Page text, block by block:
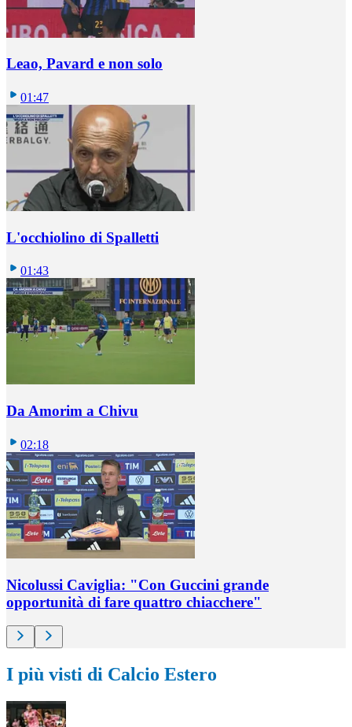
Leao, Pavard e non solo
01:47
L'occhiolino di Spalletti
01:43
Da Amorim a Chivu
02:18
Nicolussi Caviglia: "Con Guccini grande
opportunità di fare quattro chiacchere"
I più visti di Calcio Estero